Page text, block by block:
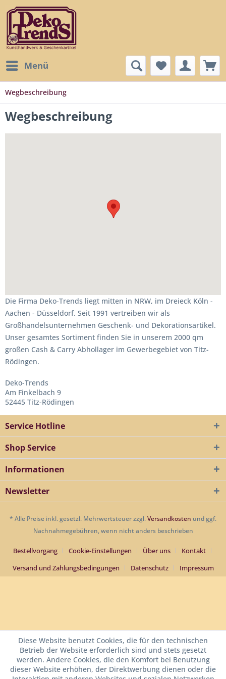
Menü
Wegbeschreibung
Wegbeschreibung
Die Firma Deko-Trends liegt mitten in NRW, im Dreieck Köln -
Aachen - Düsseldorf. Seit 1991 vertreiben wir als
Großhandelsunternehmen Geschenk- und Dekorationsartikel.
Unser gesamtes Sortiment finden Sie in unserem 2000 qm
großen Cash & Carry Abhollager im Gewerbegebiet von Titz-
Rödingen.
Deko-Trends
Am Finkelbach 9
52445 Titz-Rödingen
Service Hotline
Shop Service
Informationen
Newsletter
* Alle Preise inkl. gesetzl. Mehrwertsteuer zzgl.Versandkosten und ggf.
Nachnahmegebühren, wenn nicht anders beschrieben
Bestellvorgang Cookie-Einstellungen Über uns
Kontakt
Versand und Zahlungsbedingungen
Datenschutz Impressum
Diese Website benutzt Cookies, die für den technischen
Betrieb der Website erforderlich sind und stets gesetzt
werden. Andere Cookies, die den Komfort bei Benutzung
dieser Website erhöhen, der Direktwerbung dienen oder die